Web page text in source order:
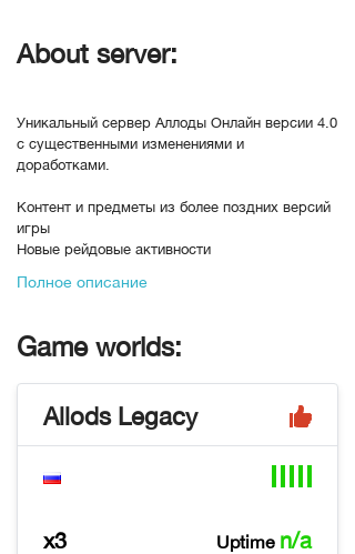
About server:
Уникальный сервер Аллоды Онлайн версии 4.0
с существенными изменениями и
доработками.
Контент и предметы из более поздних версий
игры
Новые рейдовые активности
В рейтинге с01-05-2026, 15:32
Полное описание
Game worlds:
Allods Legacy
x3 Uptime n/a